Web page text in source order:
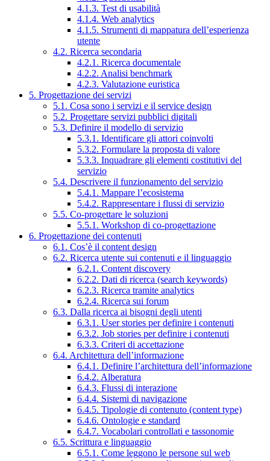
4.1.3. Test di usabilità
4.1.4. Web analytics
4.1.5. Strumenti di mappatura dell’esperienza
utente
4.2. Ricerca secondaria
4.2.1. Ricerca documentale
4.2.2. Analisi benchmark
4.2.3. Valutazione euristica
5. Progettazione dei servizi
5.1. Cosa sono i servizi e il service design
5.2. Progettare servizi pubblici digitali
5.3. Definire il modello di servizio
5.3.1. Identificare gli attori coinvolti
5.3.2. Formulare la proposta di valore
5.3.3. Inquadrare gli elementi costitutivi del
servizio
5.4. Descrivere il funzionamento del servizio
5.4.1. Mappare l’ecosistema
5.4.2. Rappresentare i flussi di servizio
5.5. Co-progettare le soluzioni
5.5.1. Workshop di co-progettazione
6. Progettazione dei contenuti
6.1. Cos’è il content design
6.2. Ricerca utente sui contenuti e il linguaggio
6.2.1. Content discovery
6.2.2. Dati di ricerca (search keywords)
6.2.3. Ricerca tramite analytics
6.2.4. Ricerca sui forum
6.3. Dalla ricerca ai bisogni degli utenti
6.3.1. User stories per definire i contenuti
6.3.2. Job stories per definire i contenuti
6.3.3. Criteri di accettazione
6.4. Architettura dell’informazione
6.4.1. Definire l’architettura dell’informazione
6.4.2. Alberatura
6.4.3. Flussi di interazione
6.4.4. Sistemi di navigazione
6.4.5. Tipologie di contenuto (content type)
6.4.6. Ontologie e standard
6.4.7. Vocabolari controllati e tassonomie
6.5. Scrittura e linguaggio
6.5.1. Come leggono le persone sul web